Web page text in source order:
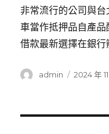
非常流行的公司與
車當作抵押品自產
借款最新選擇在銀
作
admin
發
2024 年